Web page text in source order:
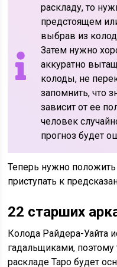
раскладу, то
предстоящем
выбрав из
Затем нужно
аккуратно
колоды, не
запомнить, что
зависит от ее
человек
прогноз будет
Теперь нужно
приступать к
22 старших
Колода Райдера-Уайта
гадальщиками,
раскладе Таро будет